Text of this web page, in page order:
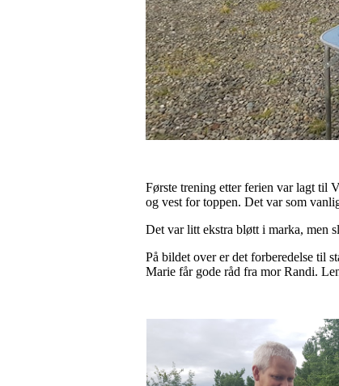
Første trening etter ferien var lagt til
og vest for toppen. Det var som
Det var litt ekstra bløtt i marka, men
På bildet over er det forberedelse til
Marie får gode råd fra mor Randi.